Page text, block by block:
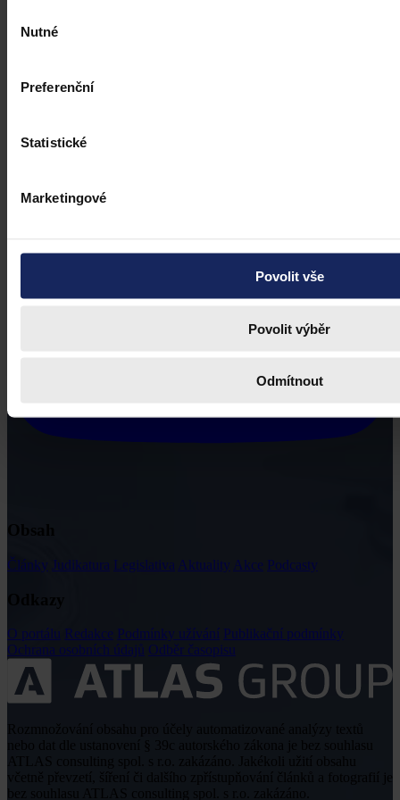
souhlasu
Nutné
Preferenční
Statistické
Marketingové
Povolit vše
Povolit výběr
Odmítnout
Články Judikatura Legislativa Aktuality Akce Podcasty
O portálu Redakce Podmínky užívání Publikační podmínky
Ochrana osobních údajů Odběr časopisu
včetně převzetí, šíření či dalšího zpřístupňování článků a fotografií je